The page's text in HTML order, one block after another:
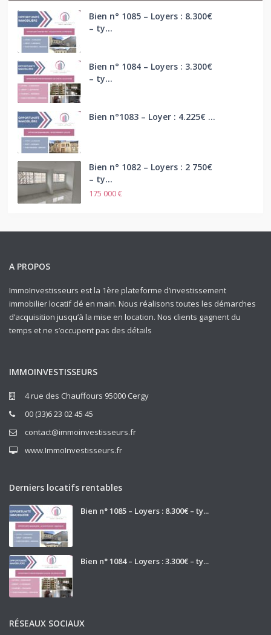
Bien n° 1085 – Loyers : 8.300€
– ty...
Bien n° 1084 – Loyers : 3.300€
– ty...
Bien n°1083 – Loyer : 4.225€ ...
Bien n° 1082 – Loyers : 2 750€
– ty...
175 000 €
A PROPOS
ImmoInvestisseurs est la 1ère plateforme d’investissement
immobilier locatif clé en main. Nous réalisons toutes les démarches
d’acquisition jusqu’à la mise en location. Nos clients gagnent du
temps et ne s’occupent pas des détails
IMMOINVESTISSEURS
4 rue des Chauffours 95000 Cergy
00 (33)6 23 02 45 45
contact@immoinvestisseurs.fr
www.ImmoInvestisseurs.fr
Derniers locatifs rentables
Bien n° 1085 – Loyers : 8.300€ – ty...
Bien n° 1084 – Loyers : 3.300€ – ty...
RÉSEAUX SOCIAUX